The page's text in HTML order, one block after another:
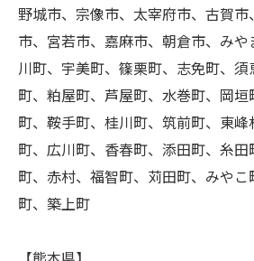
野城市、宗像市、太宰府市、古賀
市、宮若市、嘉麻市、朝倉市、み
川町、宇美町、篠栗町、志免町、
町、粕屋町、芦屋町、水巻町、岡
町、鞍手町、桂川町、筑前町、東
町、広川町、香春町、添田町、糸
町、赤村、福智町、苅田町、みや
町、築上町